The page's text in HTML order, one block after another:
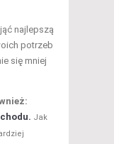
najlepszą
potrzeb
się mniej
Jak